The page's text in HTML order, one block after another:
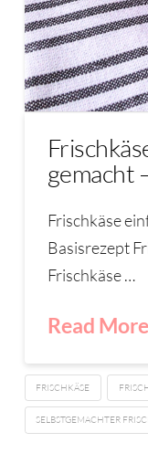
gemacht
Frischkäse
Basisrezept
Frischkäse …
Read More
FRISCHKÄSE
SELBSTGEMACHTER